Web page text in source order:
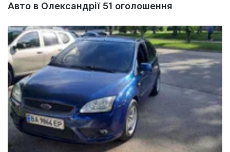
Авто в Олександрії 51 оголошення